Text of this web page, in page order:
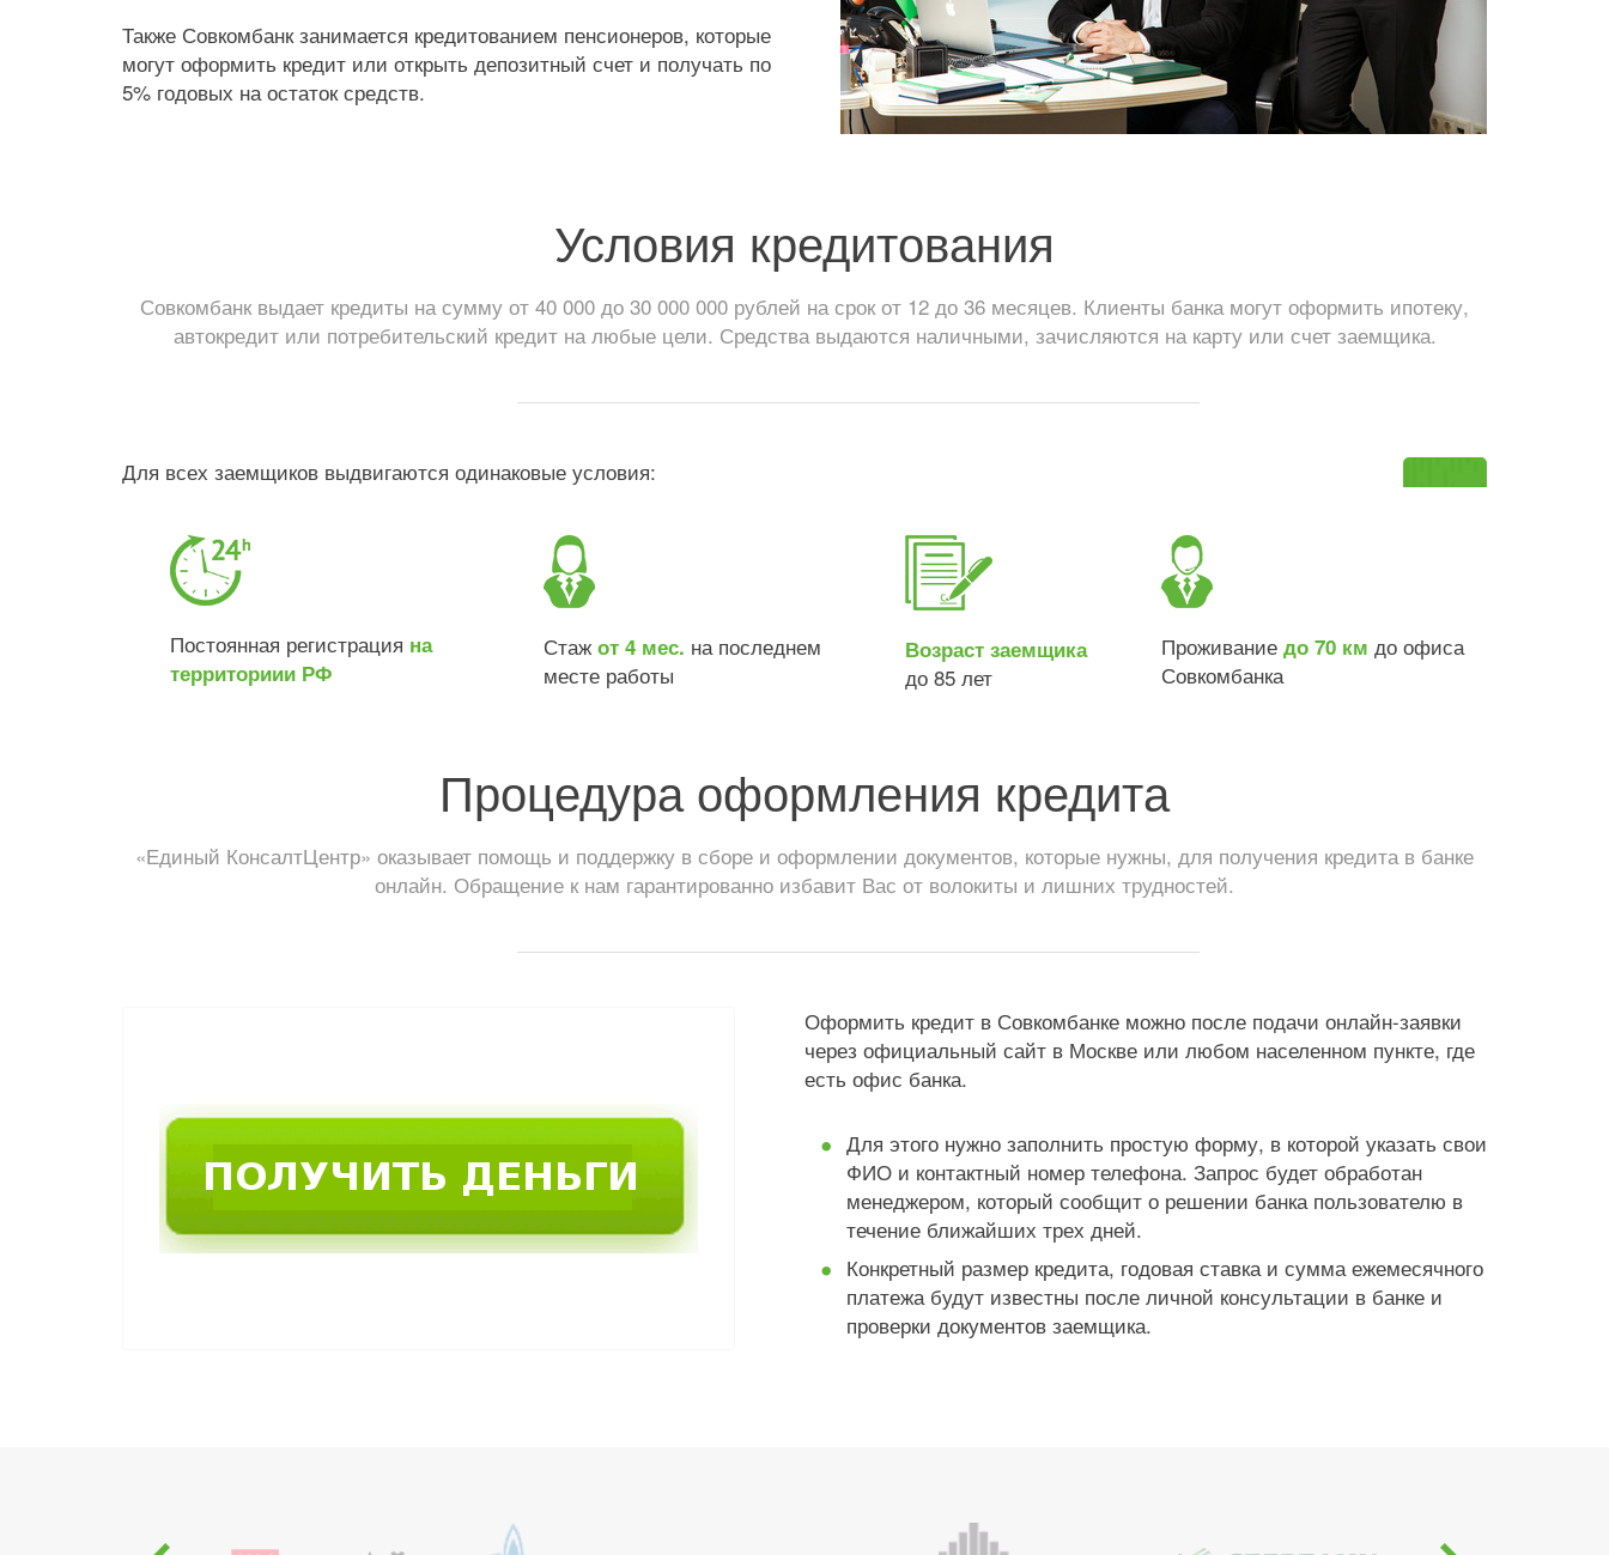
Также Совкомбанк занимается кредитованием пенсионеров, которые
могут оформить кредит или открыть депозитный счет и получать по
5% годовых на остаток средств.
Условия кредитования
Совкомбанк выдает кредиты на сумму от 40 000 до 30 000 000 рублей на срок от 12 до 36 месяцев. Клиенты банка могут оформить ипотеку,
автокредит или потребительский кредит на любые цели. Средства выдаются наличными, зачисляются на карту или счет заемщика.
Для всех заемщиков выдвигаются одинаковые условия:
Постоянная регистрация на
территориии РФ
Стажот 4 мес. на последнем
месте работы
Возраст заемщика
до 85 лет
Проживание до 70 км до офиса
Совкомбанка
Процедура оформления кредита
«Единый КонсалтЦентр» оказывает помощь и поддержку в сборе и оформлении документов, которые нужны, для получения кредита в банке
онлайн. Обращение к нам гарантированно избавит Вас от волокиты и лишних трудностей.
Оформить кредит в Совкомбанке можно после подачи онлайн-заявки
через официальный сайт в Москве или любом населенном пункте, где
есть офис банка.
Для этого нужно заполнить простую форму, в которой указать свои
ФИО и контактный номер телефона. Запрос будет обработан
менеджером, который сообщит о решении банка пользователю в
течение ближайших трех дней.
Конкретный размер кредита, годовая ставка и сумма ежемесячного
платежа будут известны после личной консультации в банке и
проверки документов заемщика.